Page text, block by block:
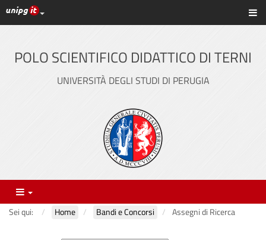
Vai
al
principale
Link ai principali servizi web di Ateneo
POLO SCIENTIFICO DIDATTICO DI TERNI
UNIVERSITÀ DEGLI STUDI DI PERUGIA
Menu
Sei qui: Home Bandi e Concorsi Assegni di Ricerca